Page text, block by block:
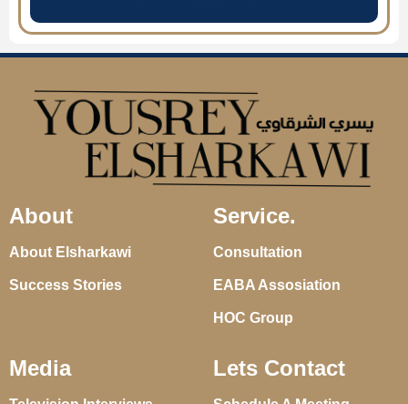
About
About Elsharkawi
Success Stories
Service.
Consultation
EABA Assosiation
HOC Group
Media Lets Contact